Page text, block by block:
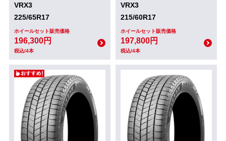
VRX3
225/65R17
ホイールセット販売価格
196,300円
税込/4本
VRX3
215/60R17
ホイールセット販売価格
197,800円
税込/4本